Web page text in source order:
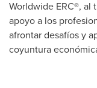
Worldwide ERC®,
apoyo a los
afrontar desafíos y
coyuntura